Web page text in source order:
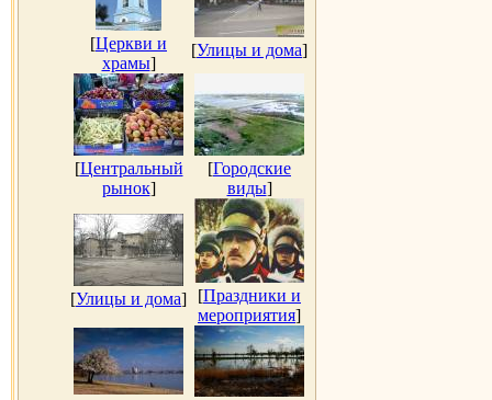
[Церкви и
храмы]
[Улицы и дома]
[Центральный
рынок]
[Городские
виды]
[Улицы и дома] [Праздники и
мероприятия]